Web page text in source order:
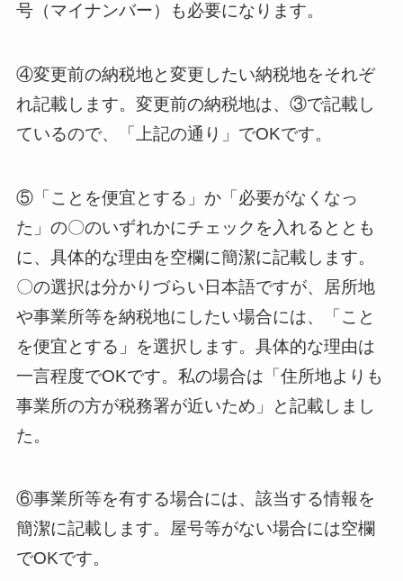
号（マイナンバー）も必要になります。
④変更前の納税地と変更したい納税地をそれぞ
れ記載します。変更前の納税地は、③で記載し
ているので、「上記の通り」でOKです。
⑤「ことを便宜とする」か「必要がなくなっ
た」の〇のいずれかにチェックを入れるととも
に、具体的な理由を空欄に簡潔に記載します。
〇の選択は分かりづらい日本語ですが、居所地
や事業所等を納税地にしたい場合には、「こと
を便宜とする」を選択します。具体的な理由は
一言程度でOKです。私の場合は「住所地よりも
事業所の方が税務署が近いため」と記載しまし
た。
⑥事業所等を有する場合には、該当する情報を
簡潔に記載します。屋号等がない場合には空欄
でOKです。